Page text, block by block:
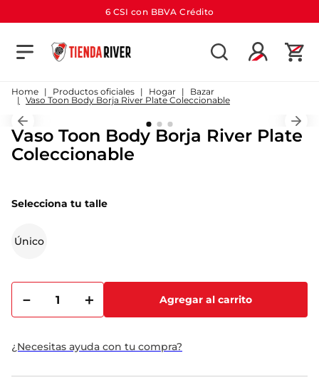
6 CSI con BBVA Crédito
Productos oficiales Hogar
Bazar
Vaso Toon Body Borja River Plate Coleccionable
Vaso Toon Body Borja River Plate
Coleccionable
Selecciona tu talle
Único
＋
－ Agregar al carrito
¿Necesitas ayuda con tu compra?
TÉRMINOS MÁS BUSCADOS
1
camiseta
3.
gorra
4.
short
6.
pantalon
7.
9.
river